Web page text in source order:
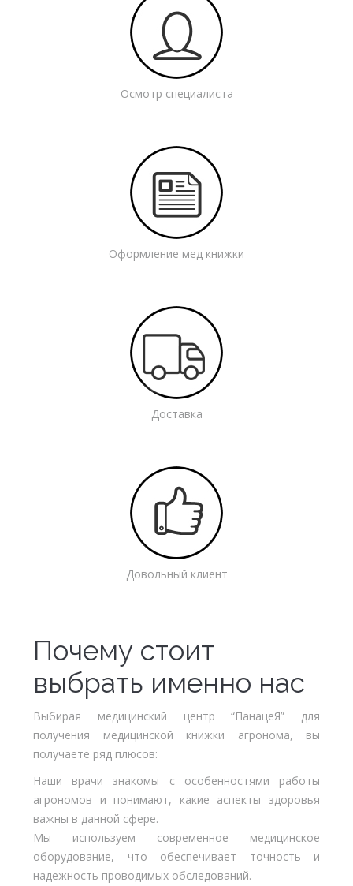
Осмотр специалиста
Оформление мед книжки
Доставка
Довольный клиент
Почему стоит
выбрать именно нас
Выбирая медицинский центр “ПанацеЯ” для
получения медицинской книжки агронома, вы
получаете ряд плюсов:
Наши врачи знакомы с особенностями работы
агрономов и понимают, какие аспекты здоровья
важны в данной сфере.
Мы используем современное медицинское
оборудование, что обеспечивает точность и
надежность проводимых обследований.